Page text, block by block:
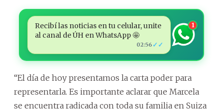
Recibí las noticias en tu celular, unite
al canal de ÚH en WhatsApp 🤩
02:56 ✓✓
1
“El día de hoy presentamos la carta poder para
representarla. Es importante aclarar que Marcela
se encuentra radicada con toda su familia en Suiza